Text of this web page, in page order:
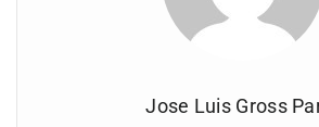
Control de costos
Jose Luis Gross